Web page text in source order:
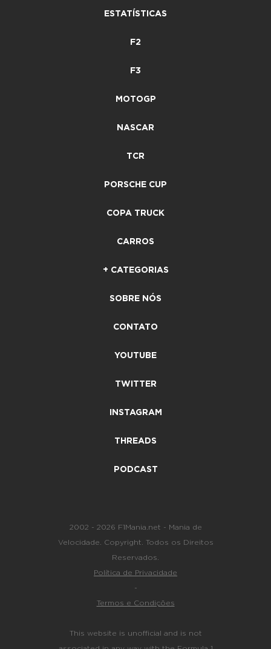
ESTATÍSTICAS
F2
F3
MOTOGP
NASCAR
TCR
PORSCHE CUP
COPA TRUCK
CARROS
+ CATEGORIAS
SOBRE NÓS
CONTATO
YOUTUBE
TWITTER
INSTAGRAM
THREADS
PODCAST
2002 - 2026 F1Mania.net - Mania de
Velocidade. Copyright. Todos os Direitos
Reservados.
Política de Privacidade
-
Termos e Condições
This website is unofficial and is not